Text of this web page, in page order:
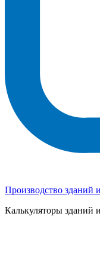
Производство зданий
Калькуляторы зданий